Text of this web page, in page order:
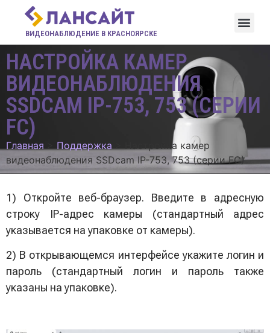
ВИДЕОНАБЛЮДЕНИЕ В КРАСНОЯРСКЕ
НАСТРОЙКА КАМЕР
ВИДЕОНАБЛЮДЕНИЯ
SSDCAM IP-753, 753 (СЕРИИ
FC)
Главная Поддержка
Настройка камер
видеонаблюдения SSDcam IP-753, 753 (серии FC)
1) Откройте веб-браузер. Введите в адресную
строку IP-адрес камеры (стандартный адрес
указывается на упаковке от камеры).
2) В открывающемся интерфейсе укажите логин и
пароль (стандартный логин и пароль также
указаны на упаковке).